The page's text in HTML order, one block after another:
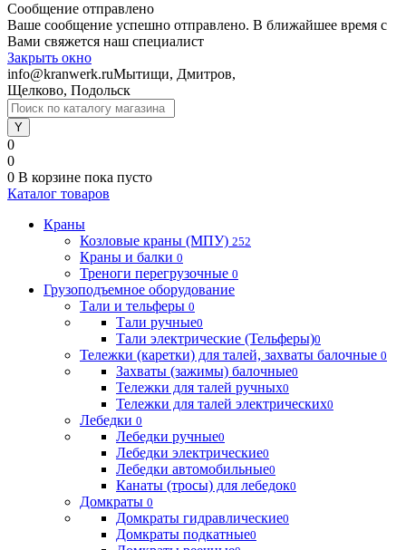
Сообщение отправлено
Ваше сообщение успешно отправлено. В ближайшее время с
Вами свяжется наш специалист
Закрыть окно
info@kranwerk.ruМытищи, Дмитров,
Щелково, Подольск
0
0
0 В корзине пока пусто
Каталог товаров
Краны
Козловые краны (МПУ) 252
Краны и балки 0
Треноги перегрузочные 0
Грузоподъемное оборудование
Тали и тельферы 0
Тали ручные0
Тали электрические (Тельферы)0
Тележки (каретки) для талей, захваты балочные 0
Захваты (зажимы) балочные0
Тележки для талей ручных0
Тележки для талей электрических0
Лебедки 0
Лебедки ручные0
Лебедки электрические0
Лебедки автомобильные0
Канаты (тросы) для лебедок0
Домкраты 0
Домкраты гидравлические0
Домкраты подкатные0